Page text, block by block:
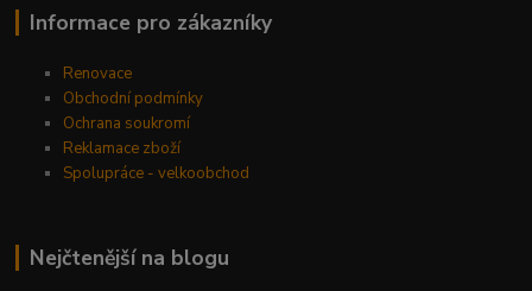
Informace pro zákazníky
Renovace
Obchodní podmínky
Ochrana soukromí
Reklamace zboží
Spolupráce - velkoobchod
Nejčtenější na blogu